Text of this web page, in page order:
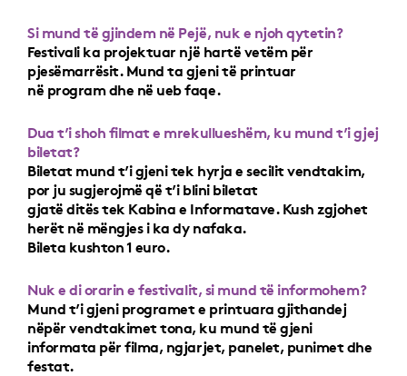
Si mund të gjindem në Pejë, nuk e njoh qytetin?
Festivali ka projektuar një hartë vetëm për
pjesëmarrësit. Mund ta gjeni të printuar
në program dhe në ueb faqe.
Dua t’i shoh filmat e mrekullueshëm, ku mund t’i gjej
biletat?
Biletat mund t’i gjeni tek hyrja e secilit vendtakim,
por ju sugjerojmë që t’i blini biletat
gjatë ditës tek Kabina e Informatave. Kush zgjohet
herët në mëngjes i ka dy nafaka.
Bileta kushton 1 euro.
Nuk e di orarin e festivalit, si mund të informohem?
Mund t’i gjeni programet e printuara gjithandej
nëpër vendtakimet tona, ku mund të gjeni
informata për filma, ngjarjet, panelet, punimet dhe
festat.